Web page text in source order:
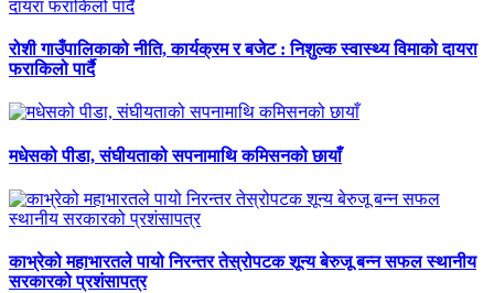
रोशी गाउँपालिकाको नीति, कार्यक्रम र बजेट : निशुल्क स्वास्थ्य विमाको दायरा
फराकिलो पार्दै
मधेसको पीडा, संघीयताको सपनामाथि कमिसनको छायाँ
काभ्रेको महाभारतले पायो निरन्तर तेस्रोपटक शून्य बेरुजू बन्न सफल स्थानीय
सरकारको प्रशंसापत्र